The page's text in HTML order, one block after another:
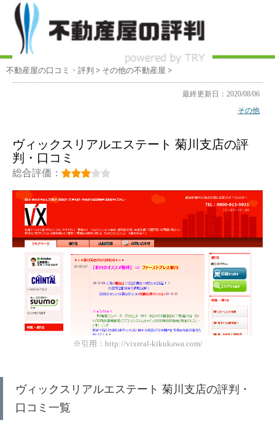
不動産屋の口コミ・評判 > その他の不動産屋 >
最終更新日：2020/08/06
その他
ヴィックスリアルエステート 菊川支店の評
判・口コミ
総合評価：
※引用：http://vixreal-kikukawa.com/
ヴィックスリアルエステート 菊川支店の評判・
口コミ一覧